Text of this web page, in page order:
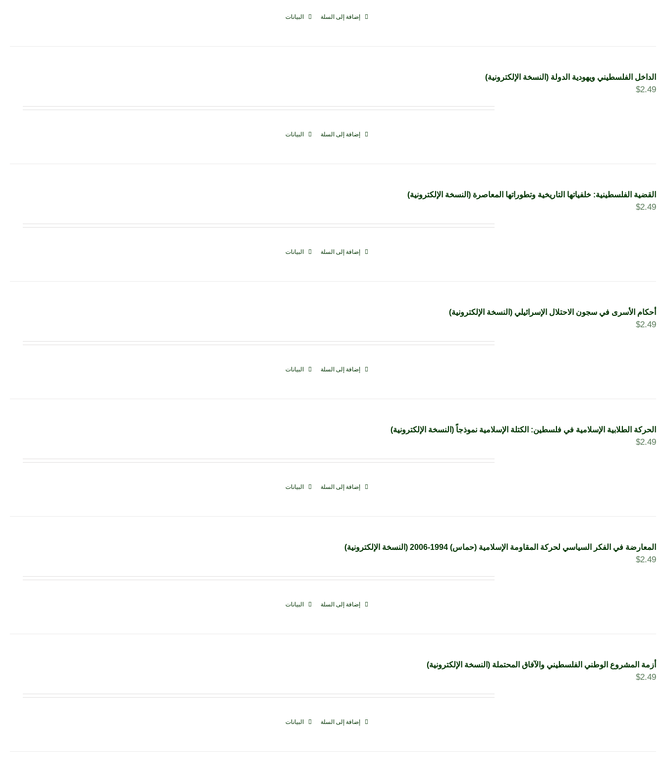
إضافة إلى السلة البيانات
الداخل الفلسطيني ويهودية الدولة (النسخة الإلكترونية)
$2.49
إضافة إلى السلة البيانات
القضية الفلسطينية: خلفياتها التاريخية وتطوراتها المعاصرة (النسخة الإلكترونية)
$2.49
إضافة إلى السلة البيانات
أحكام الأسرى في سجون الاحتلال الإسرائيلي (النسخة الإلكترونية)
$2.49
إضافة إلى السلة البيانات
الحركة الطلابية الإسلامية في فلسطين: الكتلة الإسلامية نموذجاً (النسخة الإلكترونية)
$2.49
إضافة إلى السلة البيانات
المعارضة في الفكر السياسي لحركة المقاومة الإسلامية (حماس) 1994-2006 (النسخة الإلكترونية)
$2.49
إضافة إلى السلة البيانات
أزمة المشروع الوطني الفلسطيني والآفاق المحتملة (النسخة الإلكترونية)
$2.49
إضافة إلى السلة البيانات